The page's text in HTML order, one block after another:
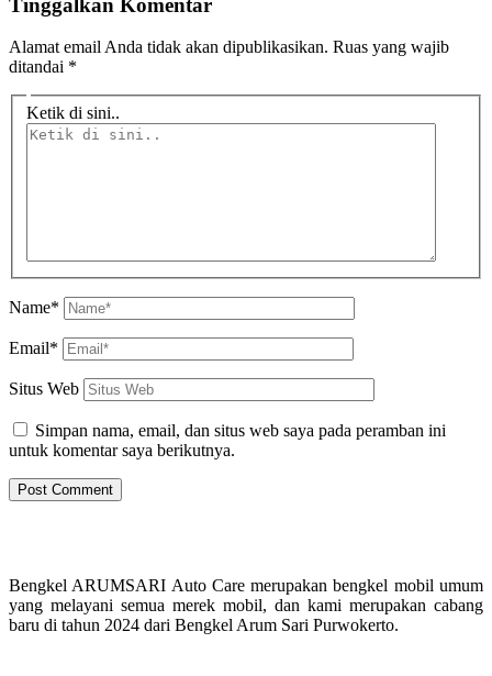
Tinggalkan Komentar
Alamat email Anda tidak akan dipublikasikan. Ruas yang wajib
ditandai *
Ketik di sini..
Name*
Email*
Situs Web
Simpan nama, email, dan situs web saya pada peramban ini
untuk komentar saya berikutnya.
Bengkel ARUMSARI Auto Care merupakan bengkel mobil umum
yang melayani semua merek mobil, dan kami merupakan cabang
baru di tahun 2024 dari Bengkel Arum Sari Purwokerto.